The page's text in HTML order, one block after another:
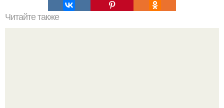
Читайте также